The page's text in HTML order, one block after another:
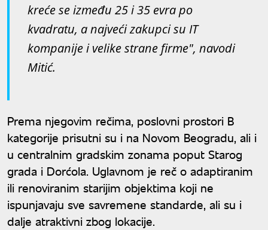
kreće se između 25 i 35 evra po
kvadratu, a najveći zakupci su IT
kompanije i velike strane firme", navodi
Mitić.
Prema njegovim rečima, poslovni prostori B
kategorije prisutni su i na Novom Beogradu, ali i
u centralnim gradskim zonama poput Starog
grada i Dorćola. Uglavnom je reč o adaptiranim
ili renoviranim starijim objektima koji ne
ispunjavaju sve savremene standarde, ali su i
dalje atraktivni zbog lokacije.